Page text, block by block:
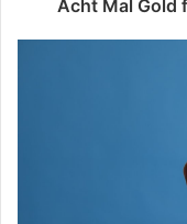
Acht Mal Gold